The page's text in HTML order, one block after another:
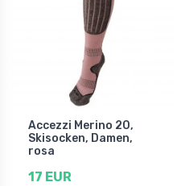
Accezzi Merino 20,
Skisocken, Damen,
rosa
17 EUR